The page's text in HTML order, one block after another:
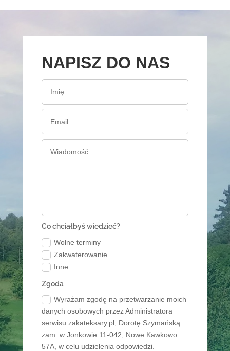
NAPISZ DO NAS
Co chciałbyś wiedzieć?
Wolne terminy
Zakwaterowanie
Inne
Zgoda
Wyrażam zgodę na przetwarzanie moich
danych osobowych przez Administratora
serwisu zakateksary.pl, Dorotę Szymańską
zam. w Jonkowie 11-042, Nowe Kawkowo
57A, w celu udzielenia odpowiedzi.